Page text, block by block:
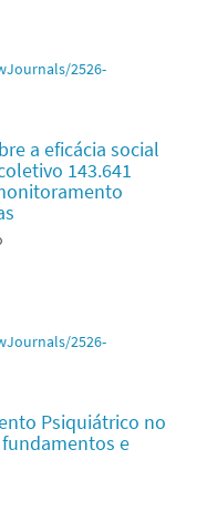
2526-
a eficácia social
143.641
2526-
Psiquiátrico no
e